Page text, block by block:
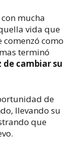
mucha
vida que
como
terminó
de cambiar su
de
llevando su
que